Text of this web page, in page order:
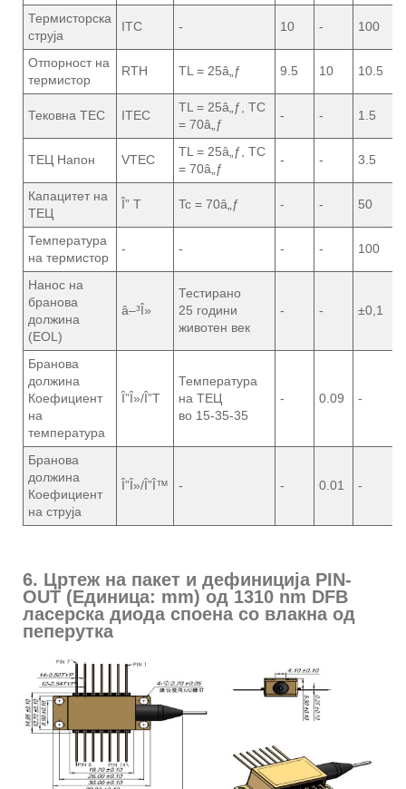
Термисторска
струја
ITC - 10 - 100
Отпорност на
термистор
RTH TL = 25â„ƒ 9.5 10 10.5
Тековна TEC ITEC
TL = 25â„ƒ, TC
= 70â„ƒ
- - 1.5
ТЕЦ Напон VTEC
TL = 25â„ƒ, TC
= 70â„ƒ
- - 3.5
Капацитет на
ТЕЦ
Î” Т Tc = 70â„ƒ - - 50
Температура
на термистор
- - - - 100
Нанос на
бранова
должина
(EOL)
â–³Î»
Тестирано
25 години
животен век
- - ±0,1
Бранова
должина
Коефициент
на
температура
Î”Î»/Î”T
Температура
на ТЕЦ
во 15-35-35
- 0.09 -
Бранова
должина
Коефициент
на струја
Î”Î»/Î”Î™ - - 0.01 -
6. Цртеж на пакет и дефиниција PIN-
OUT (Единица: mm) од 1310 nm DFB
ласерска диода споена со влакна од
пеперутка